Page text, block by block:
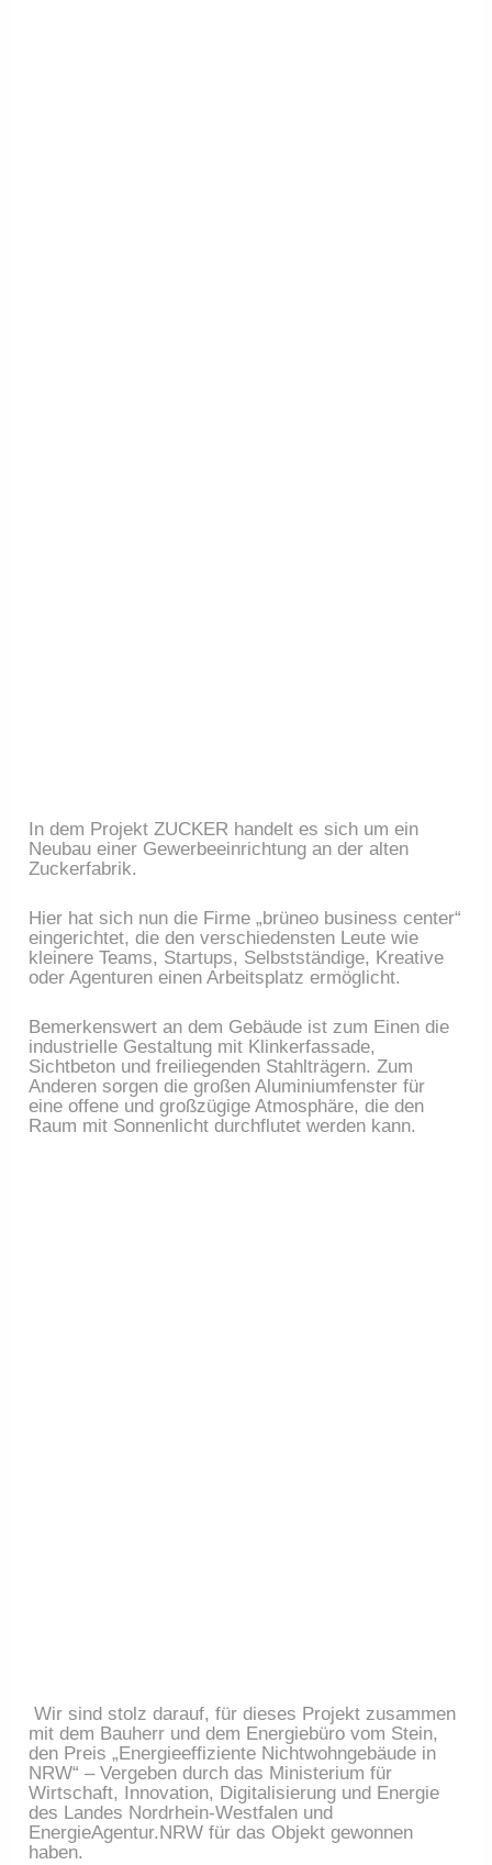
In dem Projekt ZUCKER handelt es sich um ein
Neubau einer Gewerbeeinrichtung an der alten
Zuckerfabrik.
Hier hat sich nun die Firme „brüneo business center“
eingerichtet, die den verschiedensten Leute wie
kleinere Teams, Startups, Selbstständige, Kreative
oder Agenturen einen Arbeitsplatz ermöglicht.
Bemerkenswert an dem Gebäude ist zum Einen die
industrielle Gestaltung mit Klinkerfassade,
Sichtbeton und freiliegenden Stahlträgern. Zum
Anderen sorgen die großen Aluminiumfenster für
eine offene und großzügige Atmosphäre, die den
Raum mit Sonnenlicht durchflutet werden kann.
Wir sind stolz darauf, für dieses Projekt zusammen
mit dem Bauherr und dem Energiebüro vom Stein,
den Preis „Energieeffiziente Nichtwohngebäude in
NRW“ – Vergeben durch das Ministerium für
Wirtschaft, Innovation, Digitalisierung und Energie
des Landes Nordrhein-Westfalen und
EnergieAgentur.NRW für das Objekt gewonnen
haben.